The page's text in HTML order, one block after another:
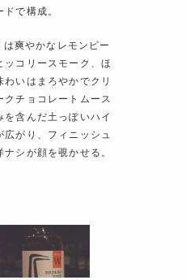
で構成。
爽やかなレモンピー
ッコリースモーク、ほ
いはまろやかでクリ
チョコレートムース
含んだ土っぽいハイ
がり、フィニッシュ
シが顔を覗かせる。